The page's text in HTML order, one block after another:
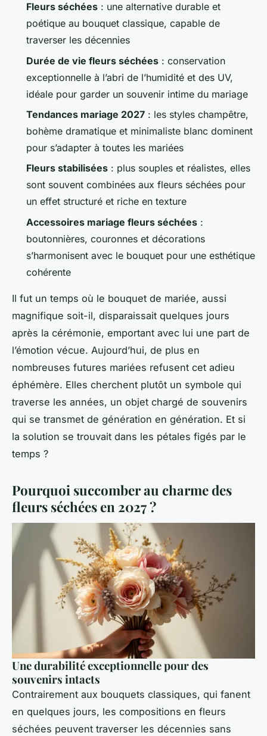
Fleurs séchées : une alternative durable et
poétique au bouquet classique, capable de
traverser les décennies
Durée de vie fleurs séchées : conservation
exceptionnelle à l’abri de l’humidité et des UV,
idéale pour garder un souvenir intime du mariage
Tendances mariage 2027 : les styles champêtre,
bohème dramatique et minimaliste blanc dominent
pour s’adapter à toutes les mariées
Fleurs stabilisées : plus souples et réalistes, elles
sont souvent combinées aux fleurs séchées pour
un effet structuré et riche en texture
Accessoires mariage fleurs séchées :
boutonnières, couronnes et décorations
s’harmonisent avec le bouquet pour une esthétique
cohérente
Il fut un temps où le bouquet de mariée, aussi
magnifique soit-il, disparaissait quelques jours
après la cérémonie, emportant avec lui une part de
l’émotion vécue. Aujourd’hui, de plus en
nombreuses futures mariées refusent cet adieu
éphémère. Elles cherchent plutôt un symbole qui
traverse les années, un objet chargé de souvenirs
qui se transmet de génération en génération. Et si
la solution se trouvait dans les pétales figés par le
temps ?
Pourquoi succomber au charme des
fleurs séchées en 2027 ?
Une durabilité exceptionnelle pour des
souvenirs intacts
Contrairement aux bouquets classiques, qui fanent
en quelques jours, les compositions en fleurs
séchées peuvent traverser les décennies sans